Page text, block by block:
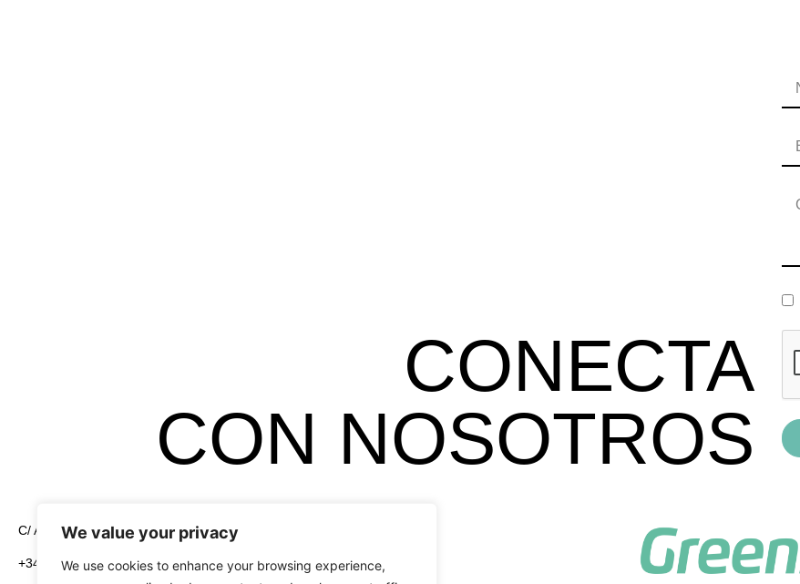
We value your privacy
We use cookies to enhance your browsing experience,
CONECTA
CON NOSOTROS
C/ Alcayata, 4 Pol. Ind. El Florío 18015 Granada
+34 958 19 84 31 Aviso Legal